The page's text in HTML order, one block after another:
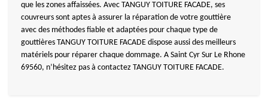
que les zones affaissées. Avec TANGUY TOITURE FACADE, ses
couvreurs sont aptes à assurer la réparation de votre gouttière
avec des méthodes fiable et adaptées pour chaque type de
gouttières TANGUY TOITURE FACADE dispose aussi des meilleurs
matériels pour réparer chaque dommage. A Saint Cyr Sur Le Rhone
69560, n’hésitez pas à contactez TANGUY TOITURE FACADE.